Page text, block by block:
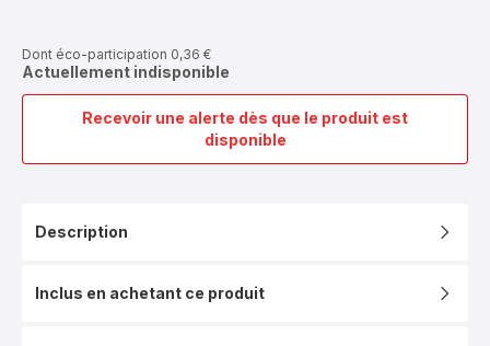
Dont éco-participation 0,36 €
Actuellement indisponible
Recevoir une alerte dès que le produit est
disponible
Appareil
à
Thermostat
Description
Inclus en achetant ce produit